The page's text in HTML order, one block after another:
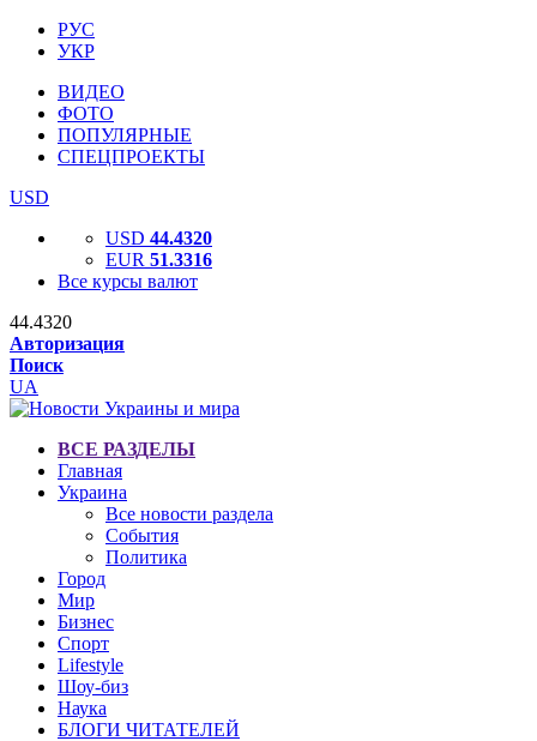
РУС
УКР
ВИДЕО
ФОТО
ПОПУЛЯРНЫЕ
СПЕЦПРОЕКТЫ
USD
USD 44.4320
EUR 51.3316
Все курсы валют
44.4320
Авторизация
Поиск
UA
ВСЕ РАЗДЕЛЫ
Главная
Украина
Все новости раздела
События
Политика
Город
Мир
Бизнес
Спорт
Lifestyle
Шоу-биз
Наука
БЛОГИ ЧИТАТЕЛЕЙ